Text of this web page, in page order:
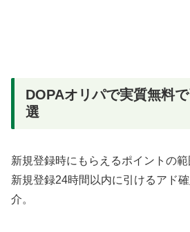
DOPAオリパで実質無料
選
新規登録時にもらえるポイントの範
新規登録24時間以内に引けるアド
介。